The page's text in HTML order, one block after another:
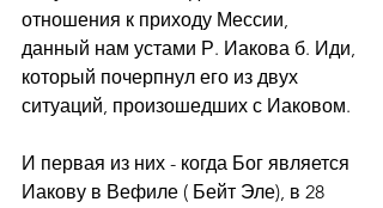
отношения к приходу Мессии,
данный нам устами Р. Иакова б. Иди,
который почерпнул его из двух
ситуаций, произошедших с Иаковом.
И первая из них - когда Бог является
Иакову в Вефиле ( Бейт Эле), в 28